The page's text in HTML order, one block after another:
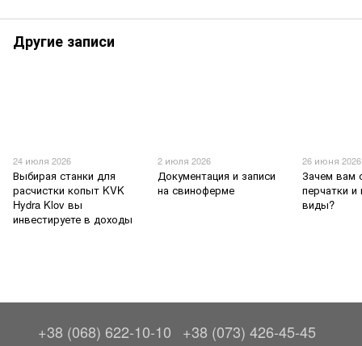
Другие записи
24 июля 2026
Выбирая станки для
расчистки копыт KVK
Hydra Klov вы
инвестируете в доходы
2 июля 2026
Документация и записи
на свиноферме
26 июня 2026
Зачем вам
перчатки
виды?
+38 (068) 622-10-10
+38 (073) 426-45-45